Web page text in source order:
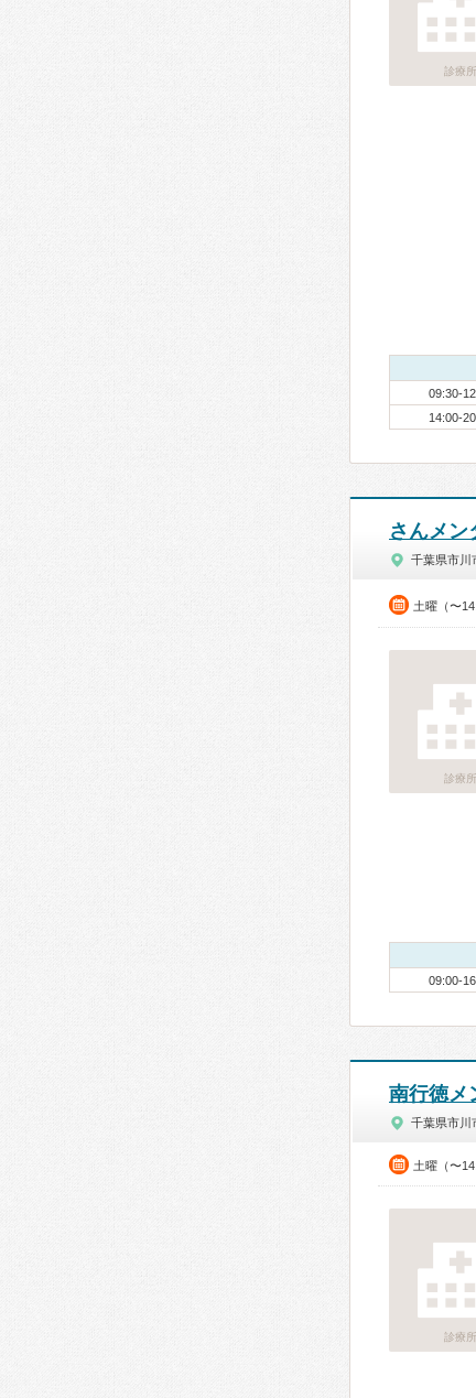
診療所
09:30-
14:00-
さんメン
千葉県市川
土曜（〜
診療所
09:00-
南行徳メ
千葉県市川
土曜（〜
診療所